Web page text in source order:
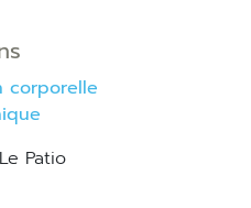
corporelle
Le Patio